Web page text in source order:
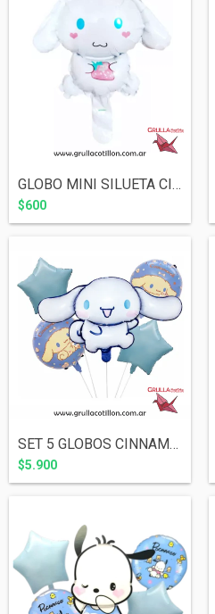
GLOBO MINI SILUETA CINNAMOROLL 40 cm
$600
SET 5 GLOBOS CINNAMOROLL
$5.900